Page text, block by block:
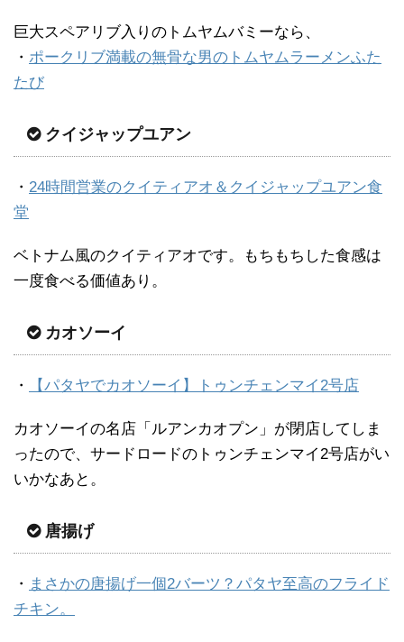
巨大スペアリブ入りのトムヤムバミーなら、
・ ポークリブ満載の無骨な男のトムヤムラーメンふた
たび
クイジャップユアン
・ 24時間営業のクイティアオ＆クイジャップユアン食
堂
ベトナム風のクイティアオです。もちもちした食感は
一度食べる価値あり。
カオソーイ
・ 【パタヤでカオソーイ】トゥンチェンマイ2号店
カオソーイの名店「ルアンカオプン」が閉店してしま
ったので、サードロードのトゥンチェンマイ2号店がい
いかなあと。
唐揚げ
・ まさかの唐揚げ一個2バーツ？パタヤ至高のフライド
チキン。